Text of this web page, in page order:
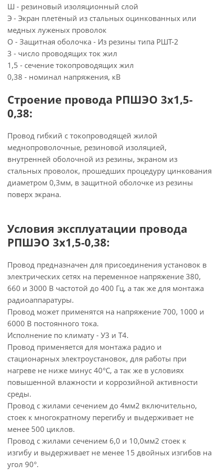
Ш - резиновый изоляционный слой
Э - Экран плетёный из стальных оцинкованных или
медных луженых проволок
О - Защитная оболочка - Из резины типа РШТ-2
3 - число проводящих ток жил
1,5 - сечение токопроводящих жил
0,38 - номинал напряжения, кВ
Строение провода РПШЭО 3х1,5-
0,38:
Провод гибкий с токопроводящей жилой
меднопроволочные, резиновой изоляцией,
внутренней оболочной из резины, экраном из
стальных проволок, прошедших процедуру цинкования
диаметром 0,3мм, в защитной оболочке из резины
поверх экрана.
Условия эксплуатации провода
РПШЭО 3х1,5-0,38:
Провод предназначен для присоединения установок в
электрических сетях на переменное напряжение 380,
660 и 3000 В частотой до 400 Гц, а так же для монтажа
радиоаппаратуры.
Провод может применятся на напряжение 700, 1000 и
6000 В постоянного тока.
Исполнение по климату - У3 и Т4.
Провод применяется для монтажа радио и
стационарных электроустановок, для работы при
нагреве не ниже минус 40°С, а так же в условиях
повышенной влажности и коррозийной активности
среды.
Провод с жилами сечением до 4мм2 включительно,
стоек к многократному перегибу и выдерживает не
менее 500 циклов.
Провод с жилами сечением 6,0 и 10,0мм2 стоек к
изгибу и выдерживает не менее 15 двойных изгибов на
угол 90°.